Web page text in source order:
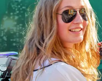
ES
FR
IT
NL